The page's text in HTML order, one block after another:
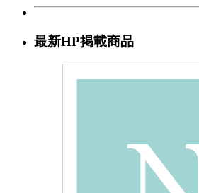
最新HP掲載商品